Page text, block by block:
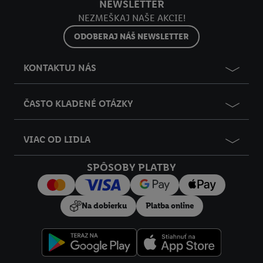
NEWSLETTER
NEZMEŠKAJ NAŠE AKCIE!
ODOBERAJ NÁŠ NEWSLETTER
KONTAKTUJ NÁS
ČASTO KLADENÉ OTÁZKY
VIAC OD LIDLA
SPÔSOBY PLATBY
Na dobierku Platba online
údajov a Vašom práve kedykoľvek odvolať súhlas s účinnosťou
do budúcnosti nájdete v našichzásadách ochrany osobných
Imprint nájdete tu.